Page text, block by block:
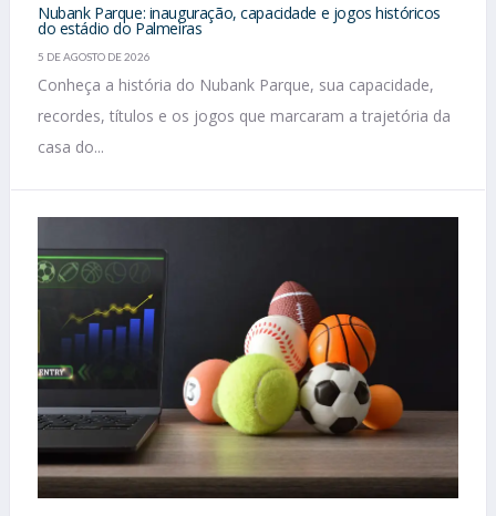
Nubank Parque: inauguração, capacidade e jogos históricos
do estádio do Palmeiras
5 DE AGOSTO DE 2026
Conheça a história do Nubank Parque, sua capacidade,
recordes, títulos e os jogos que marcaram a trajetória da
casa do...